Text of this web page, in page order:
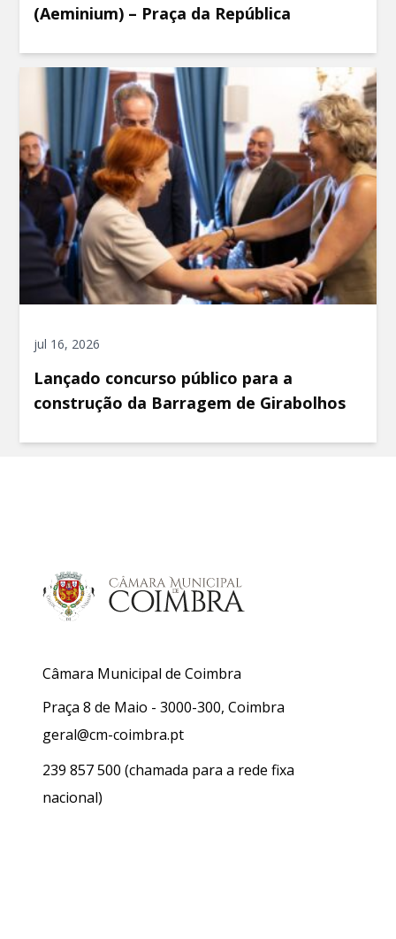
(Aeminium) – Praça da República
jul 16, 2026
Lançado concurso público para a
construção da Barragem de Girabolhos
Câmara Municipal de Coimbra
Praça 8 de Maio - 3000-300, Coimbra
geral@cm-coimbra.pt
239 857 500 (chamada para a rede fixa
nacional)